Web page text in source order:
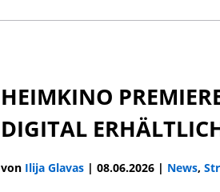
HEIMKINO
DIGITAL
von Ilija Glavas | 08.06.2026 | News,